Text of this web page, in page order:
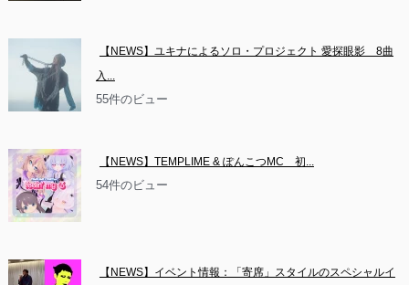
【NEWS】ユキナによるソロ・プロジェクト 愛探眼影　8曲
入...
55件のビュー
【NEWS】TEMPLIME & ぽんこつMC　初...
54件のビュー
【NEWS】イベント情報：「寄席」スタイルのスペシャルイ